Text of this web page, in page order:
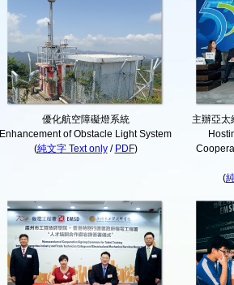
優化航空障礙燈系統
Enhancement of Obstacle Light System
(純文字 Text only/ PDF)
主辦亞太
(